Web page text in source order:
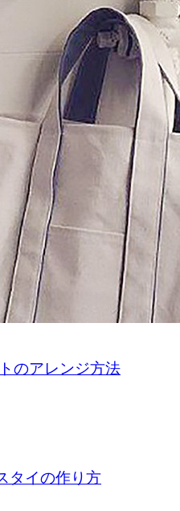
のアレンジ方法
タイの作り方